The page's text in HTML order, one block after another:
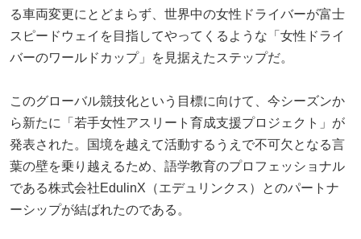
る車両変更にとどまらず、世界中の女性ドライバーが富士
スピードウェイを目指してやってくるような「女性ドライ
バーのワールドカップ」を見据えたステップだ。
このグローバル競技化という目標に向けて、今シーズンか
ら新たに「若手女性アスリート育成支援プロジェクト」が
発表された。国境を越えて活動するうえで不可欠となる言
葉の壁を乗り越えるため、語学教育のプロフェッショナル
である株式会社EdulinX（エデュリンクス）とのパートナ
ーシップが結ばれたのである。